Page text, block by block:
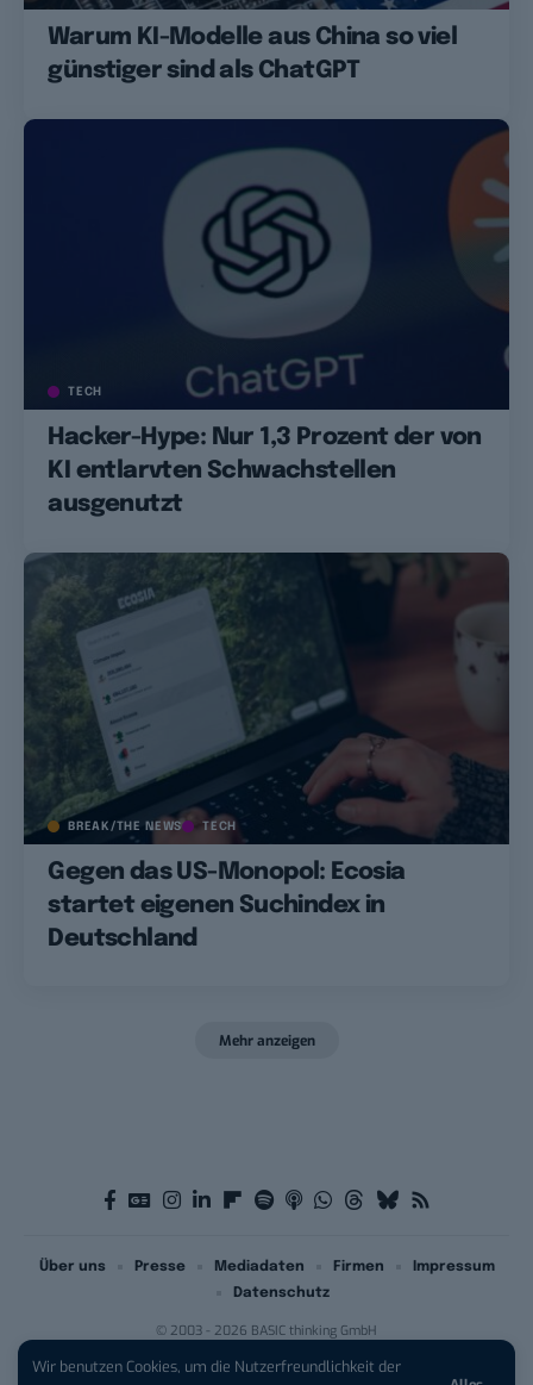
Wir benutzen Cookies, um die Nutzerfreundlichkeit der
Warum KI-Modelle aus China so viel
günstiger sind als ChatGPT
TECH
Hacker-Hype: Nur 1,3 Prozent der von
KI entlarvten Schwachstellen
ausgenutzt
BREAK/THE NEWS TECH
Gegen das US-Monopol: Ecosia
startet eigenen Suchindex in
Deutschland
Mehr anzeigen
© 2003 - 2026 BASIC thinking GmbH
Über uns Presse Mediadaten Firmen
Impressum
Datenschutz